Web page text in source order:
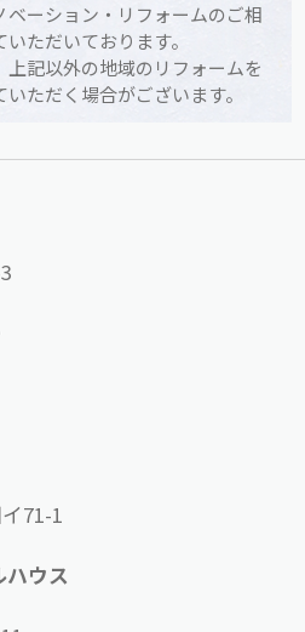
ーション・リフォームのご相
ただいております。
記以外の地域のリフォームを
ただく場合がございます。
71-1
ウス